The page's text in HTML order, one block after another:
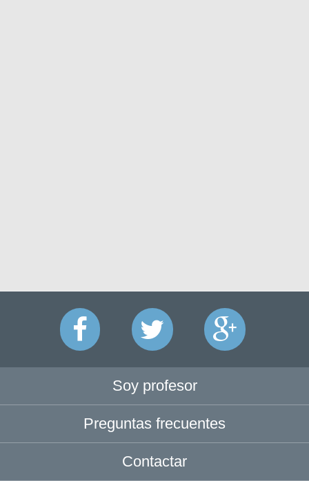
Soy profesor
Preguntas frecuentes
Contactar